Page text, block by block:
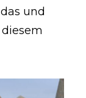
und